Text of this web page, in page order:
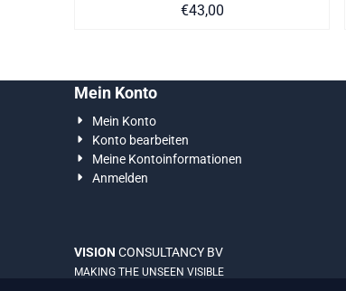
Preis auf Anfrage
€43,00
Mein Konto
Mein Konto
Konto bearbeiten
Meine Kontoinformationen
Anmelden
VISION CONSULTANCY BV
MAKING THE UNSEEN VISIBLE